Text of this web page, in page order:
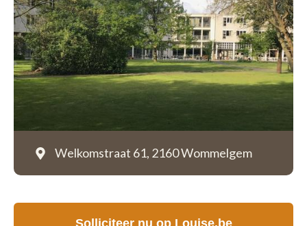
Welkomstraat 61, 2160 Wommelgem